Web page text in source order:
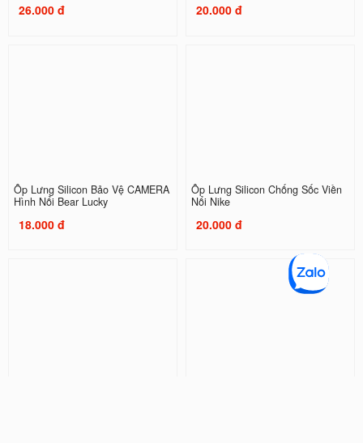
26.000 đ 20.000 đ
Ốp Lưng Silicon Bảo Vệ CAMERA
Hình Nổi Bear Lucky
18.000 đ
Ốp Lưng Silicon Chống Sốc Viền
Nổi Nike
20.000 đ